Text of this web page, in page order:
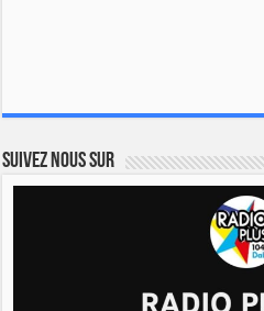
Suivez nous sur